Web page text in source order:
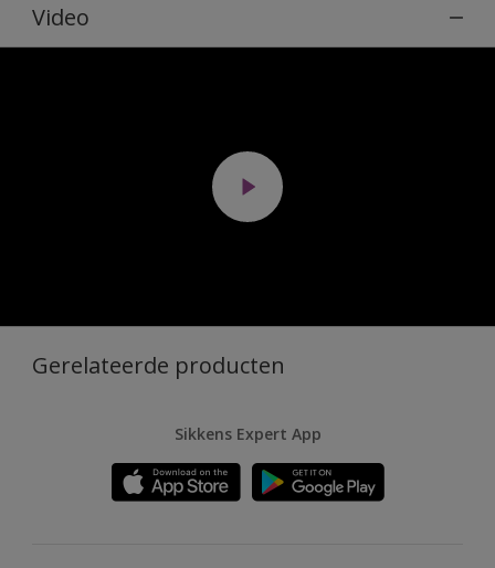
Video
Gerelateerde producten
Sikkens Expert App